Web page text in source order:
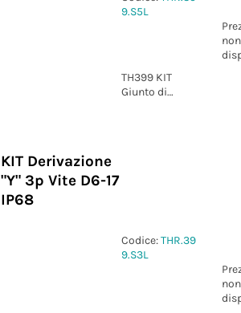
9.S5L
non
TH399 KIT
Giunto di
KIT Derivazione
"Y" 3p Vite D6-17
IP68
Codice:THR.39
9.S3L
non